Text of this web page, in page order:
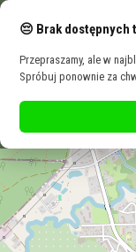
😔 Brak dostępnych
Przepraszamy, ale w
Spróbuj ponownie za
+
−
Sprawdź
Taxi Warszawa
Taxi